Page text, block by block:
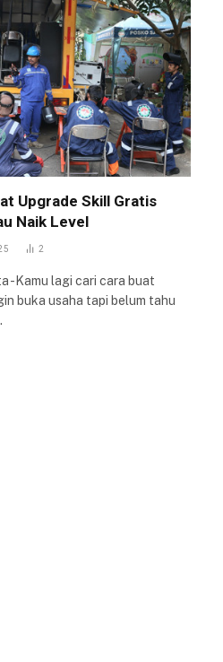
Upgrade Skill Gratis
Naik Level
2
-Kamu lagi cari cara buat
buka usaha tapi belum tahu